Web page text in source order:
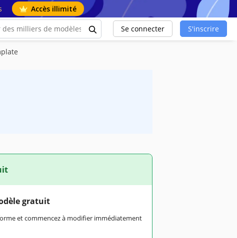
Accès illimité
Se connecter S'inscrire
gratuit
et commencez à modifier immédiatement